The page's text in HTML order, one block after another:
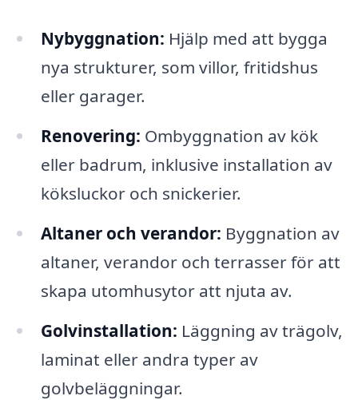
Nybyggnation: Hjälp med att bygga
nya strukturer, som villor, fritidshus
eller garager.
Renovering: Ombyggnation av kök
eller badrum, inklusive installation av
köksluckor och snickerier.
Altaner och verandor: Byggnation av
altaner, verandor och terrasser för att
skapa utomhusytor att njuta av.
Golvinstallation: Läggning av trägolv,
laminat eller andra typer av
golvbeläggningar.